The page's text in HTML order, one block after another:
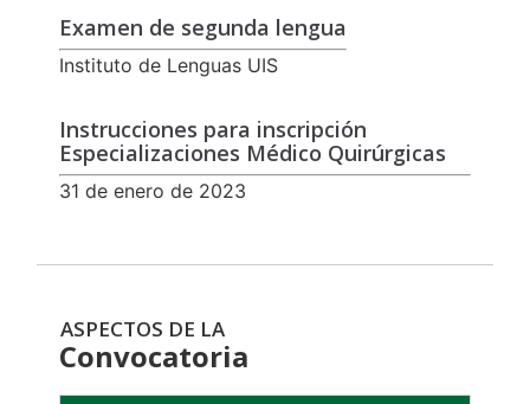
Examen de segunda lengua
Instituto de Lenguas UIS
Instrucciones para inscripción
Especializaciones Médico Quirúrgicas
31 de enero de 2023
ASPECTOS DE LA
Convocatoria